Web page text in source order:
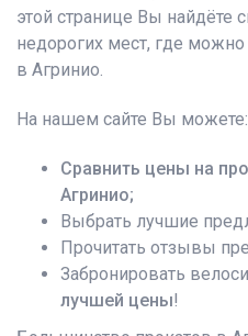
этой странице Вы найдёте
недорогих мест, где
в Агринио.
На нашем сайте Вы можете:
Сравнить цены на
Агринио;
Выбрать лучшие
Прочитать отзывы
Забронировать
лучшей цены!